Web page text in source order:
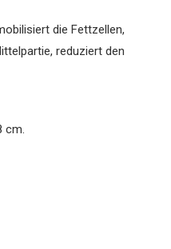
die Fettzellen,
reduziert den
cm.